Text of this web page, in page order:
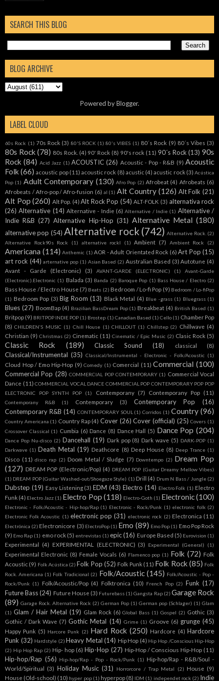
SEARCH THIS BLOG
BLOG ARCHIVE
Powered byBlogger.
LABEL CLOUD
60s Rock (1) 70s Rock (3) 80'S ROCK (1) 80's VIBES (1) 80´s Rock (9) 80´s Vibes (3)
80s Rock (78) 80s Rock. (4) 90' Rock (8) 90's rock (11) 90´s Rock (13) 90s
Rock (84) Acid Jazz (1) ACOUSTIC (26) Acoustic - Pop - R&B (9) Acoustic
Folk (66) acoustic pop (11) acoustic rock (8) acustic (4) acustic rock (3) Acústica
Pop (1) Adult Contemporary (130) Afro Pop (2) Afrobeat (4) Afrobeats (6)
Afrobeats / Afro-pop / Afro-fusion (6) al (1) Alt Country (126) Alt Folk (21)
Alt Pop (260) Alt Pop. (4) Alt Rock Pop (54) ALT-FOLK (3) alternativa rock
(26) Alternative (14) Alternative - Indie (6) Alternative / Indie (1) Alternative /
Indie R&B (27) Alternative Hip-Hop (31) Alternative Metal (180)
alternative pop (54) Alternative rock (742) Alternative Rock. (2)
Alternative Rock90s Rock
(1) alternative rockl (1) Ambient (7) Ambient Rock (2)
Americana (114) Anthemic (1) AOR - Adult Orientated Rock (6) Art Pop (15)
art rock (44) arternative pop (1) Asian Based (2) Australian Based (3) Autotune (4)
Avant - Garde (Electronic)
(3) AVANT-GARDE (ELECTRONIC) (1)
Avant-Garde
(Electronic).Electronic (1) Balada (3) Banda (2) Baroque Pop (1) Bass House / Electro (2)
Bass House / Electro House (7) Beats (2) Bedroom / Lo-fi Pop (9) Bedroom / Lo-fiPop
(1) Bedroom Pop (3) Big Room (13) Black Metal (4) Blue -grass (1) Bluegrass (1)
Blues (27) BoomBap (4) Brazilian BassDream Pop (1) Breakbeat (4) British Based (1)
Britpop (9) BRITPOP INDIE POP (1) Brostep (1) Canadian Based (1) Cello (1) Chamber Pop
(8) CHILDREN'S MUSIC (1) Chill House (1) CHILLOUT (1) Chillstep (2) Chillwave (4)
Christian (9) Christmas (2) Cinematic (11) Cinematic / Epic Music (2) Clasic Rock (5)
Classic Rock (189) Classic Sound (18) classical (8)
Classical/Instrumental (35) Classical/Instrumental - Electronic - Folk/Acoustic (1)
Cloud Hop / Emo Hip-Hop (9) Comedy (1) Comercial (11) Commercial (100)
Commercial Pop (28) COMMERCIAL POP CONTEMPORARY (1) Commercial Vocal
Dance (11) COMMERCIAL VOCAL DANCE COMMERCIAL POP CONTEMPORARY POP POP
ELECTRONIC POP SYNTH POP
(1) Contemporany (7) Contemporany Pop (11)
Contemporany R&B (1) Contemporary (3) Contemporary Pop
(16)
Contemporary R&B (14) CONTEMPORARY SOUL (1) Corridos (1) Country (96)
Country Americana (1) Country Rap (4) Cover (26) Cover (official) (25) Covers (1)
Crossover Classical (1) Cumbia (6) Dance (8) Dance Hall (5) Dance Pop (204)
Dance Pop Nu-disco (2) Dancehall (19) Dark pop (8) Dark wave (5) DARK-POP (1)
Darkwave (1) Death Metal (19) Deathcore (8) Deep House (8) Deep Trance (1)
Disco (11) disco rap (2) Doom Metal / Sludge (7) Downtempo (2) Dream Pop
(127) DREAM POP (Electronic/Pop) (4) DREAM POP (Guitar Dreamy Mellow Vibes)
(1) DREAM POP (Guitar Washed-out/Shoegaze Style) (1) Drill (4) Drum N Bass / Jungle (2)
Dubstep (19) Easy Listening (3) EDM (43) Electro (14) Electro Folk (1) Electro
Funk (4) Electro Jazz (1) Electro Pop (118) Electro-Goth (1) Electronic(100)
Electronic - Folk/Acoustic - Hip-hop/Rap (1) Electronic - Rock/Punk (1) electronic folk (2)
Electronic Folk Acoustic (1) electronic pop (31) electronic rock (2) Electronica (11)
Electrónica (2) Electronicore (3) ElectroPop (1) Emo (89) Emo Pop (1) Emo Pop Rock
(9) Emo Rap (1) emo rock (5) entrevistas (1) epic (16) Europe Based (5) Eurovision (1)
Experimental (4) EXPERIMENTAL (ELECTRONIC) (3) Experimental (General) (1)
Experimental Electronic (8) Female Vocals (6) Flamenco pop (1) Folk (72) Folk
Acoustic (9) Folk Acústica (2) Folk Pop (52) Folk Punk (11) Folk Rock (85) Folk
Rock. Americana (1) Folk Tradicional (2) Folk/Acoustic (145) Folk/Acoustic - Pop -
Rock/Punk (1) Folk/Acoustic/Pop (4) Folktronica (10) French Pop (2) Funk (17)
Future Bass (24) Future House (3) Futurebass (1) Gangsta Rap (2) Garage Rock
(89) Garage Rock. Alternative Rock (2) German Pop (1) German pop (Schlager) (1) Glam
(1) Glam / Hair Metal (19) Glam Rock (6) Global Bass (1) Gospel (2) Gothic (3)
Gothic / Dark Wave (7) Gothic Metal (14) Grime (1) Groove (6) grunge (45)
Happy Punk (5) Harcore Punk (2) Hard Rock (250) Hardcore (4) Hardcore
Punk (32) Hardstyle (2) Heavy Metal (14) Hip Hop (4) Hip Hop /Conscious Hip-Hop
(2) Hip Hop Rap (2) Hip- hop (6) Hip-Hop (27) Hip-Hop / Conscious Hip-Hop (11)
Hip-hop/Rap (56) Hip-hop/Rap - Pop - Rock/Punk (1) Hip-hop/Rap - R&B/Soul -
World/Spiritual (3) Holiday Music (31) Horrorcore / Trap Metal (2) House (9)
House (Old-school) (10) hyper pop (1) hyperpop (8) IDM (1) independet rock (2) Indie